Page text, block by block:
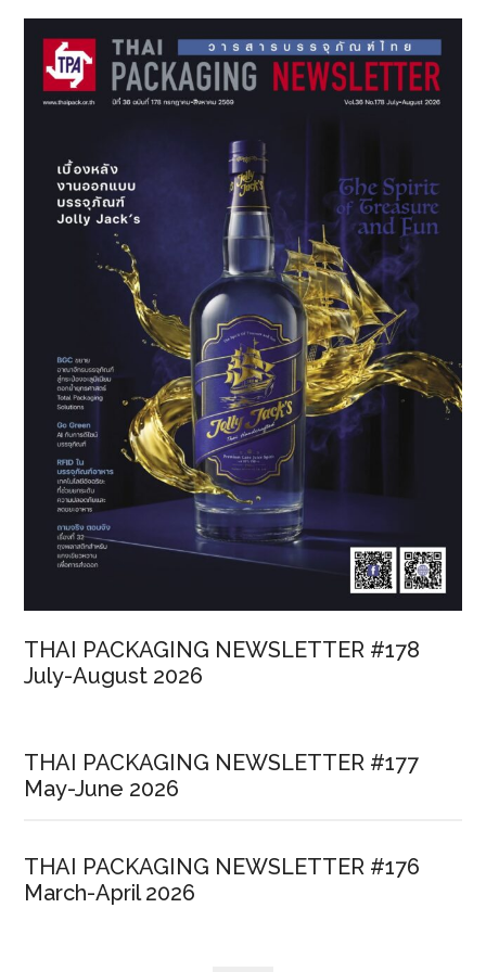
THAI PACKAGING NEWSLETTER #178
July-August 2026
THAI PACKAGING NEWSLETTER #177
May-June 2026
THAI PACKAGING NEWSLETTER #176
March-April 2026